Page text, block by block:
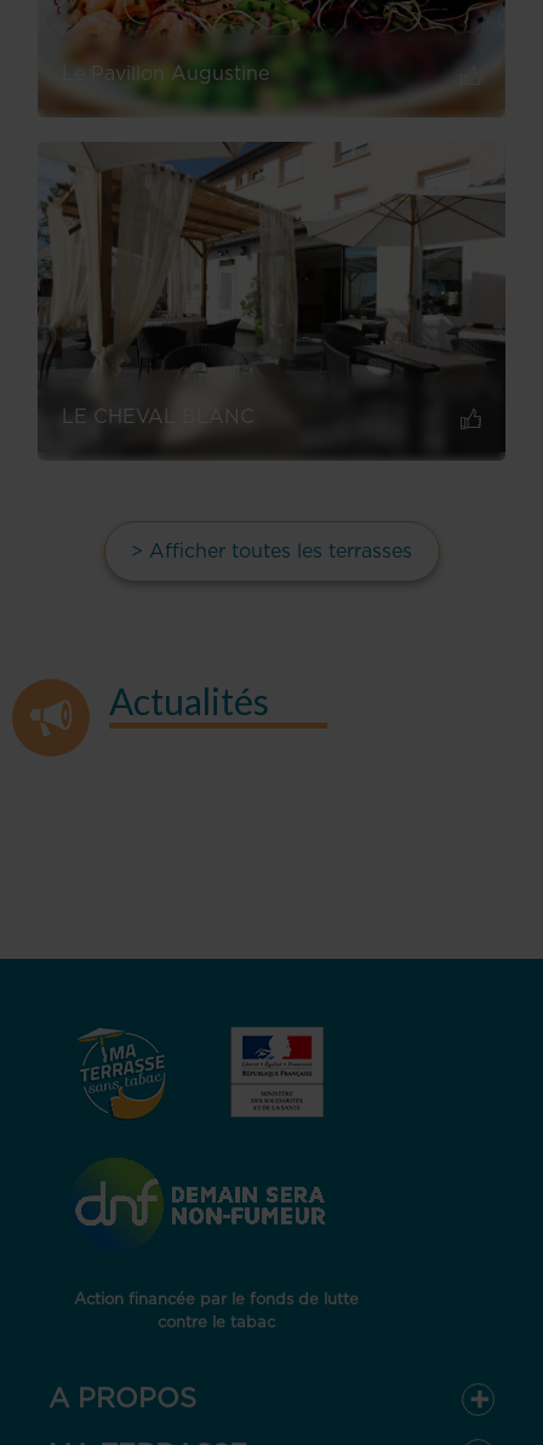
Le Pavillon Augustine
LE CHEVAL BLANC
> Afficher toutes les terrasses
Actualités
Action financée par le fonds de lutte
contre le tabac
A PROPOS